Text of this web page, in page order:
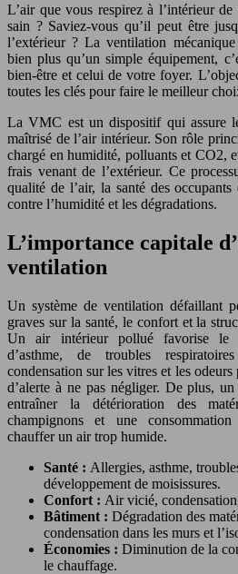
L’air que vous respirez à l’intérieur
sain ? Saviez-vous qu’il peut être
l’extérieur ? La ventilation
bien plus qu’un simple équipement,
bien-être et celui de votre foyer.
toutes les clés pour faire le meilleur
La VMC est un dispositif qui assure
maîtrisé de l’air intérieur. Son rôle
chargé en humidité, polluants et CO2,
frais venant de l’extérieur. Ce
qualité de l’air, la santé des
contre l’humidité et les dégradations.
L’importance capitale
ventilation
Un système de ventilation défaillant
graves sur la santé, le confort et la
Un air intérieur pollué favorise le
d’asthme, de troubles
condensation sur les vitres et les odeurs
d’alerte à ne pas négliger. De plus,
entraîner la détérioration des
champignons et une
chauffer un air trop humide.
Santé : Allergies, asthme,
développement de moisissures.
Confort : Air vicié,
Bâtiment : Dégradation des
condensation dans les murs et
Économies : Diminution de la
le chauffage.